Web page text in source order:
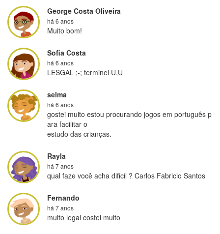
George Costa Oliveira
há 6 anos
Muito bom!
Sofia Costa
há 6 anos
LESGAL ;-; terminei U,U
selma
há 6 anos
gostei muito estou procurando jogos em português p
ara facilitar o
estudo das crianças.
Rayla
há 7 anos
qual faze você acha dificil ? Carlos Fabricio Santos
Fernando
há 7 anos
muito legal costei muito